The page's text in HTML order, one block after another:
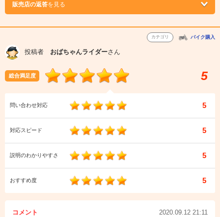
販売店の返答を見る
カテゴリ バイク購入
投稿者 おばちゃんライダーさん
総合満足度 5
問い合わせ対応 5
対応スピード 5
説明のわかりやすさ 5
おすすめ度 5
コメント 2020.09.12 21:11